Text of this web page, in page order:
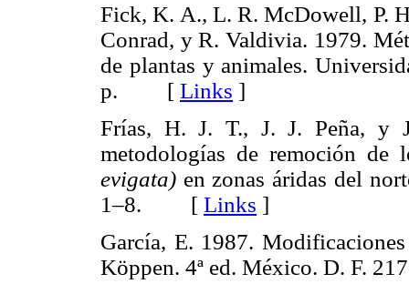
Fick, K. A., L. R. McDowell, P.
Conrad, y R. Valdivia. 1979.
de plantas y animales.
p. [ Links ]
Frías, H. J. T., J. J. Peña, y
metodologías de remoción de
evigata) en zonas áridas del
1–8. [ Links ]
García, E. 1987.
Köppen. 4ª ed. México. D.